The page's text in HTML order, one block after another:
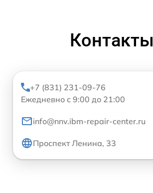
Контакты
+7 (831) 231-09-76
Ежедневно с 9:00 до 21:00
info@nnv.ibm-repair-center.ru
Проспект Ленина, 33